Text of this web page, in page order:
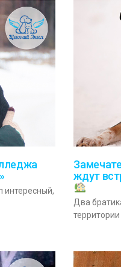
интересный,
ждут
Два